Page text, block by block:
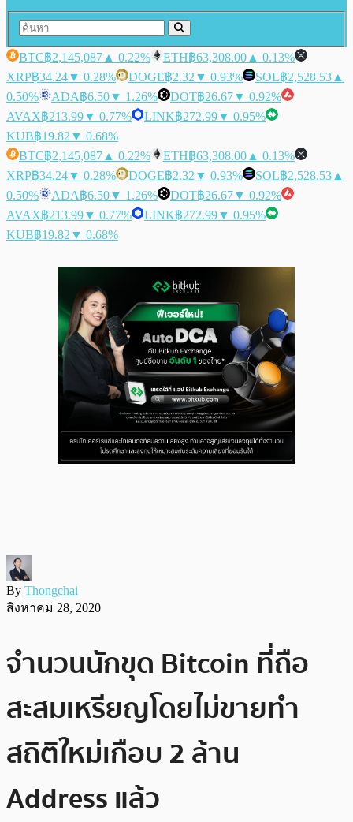
BTC฿2,145,087 ▲ 0.22% ETH฿63,308.00 ▲ 0.13%
XRP฿34.24▼ 0.28% DOGE฿2.32 ▼ 0.93% SOL฿2,528.53 ▲
0.50%
ADA฿6.50▼ 1.26% DOT฿26.67▼ 0.92%
AVAX฿213.99▼ 0.77% LINK฿272.99▼ 0.95%
KUB฿19.82 ▼ 0.68%
BTC฿2,145,087 ▲ 0.22% ETH฿63,308.00 ▲ 0.13%
XRP฿34.24▼ 0.28% DOGE฿2.32 ▼ 0.93% SOL฿2,528.53 ▲
0.50%
ADA฿6.50▼ 1.26% DOT฿26.67▼ 0.92%
AVAX฿213.99▼ 0.77% LINK฿272.99▼ 0.95%
KUB฿19.82 ▼ 0.68%
By Thongchai
สิงหาคม 28, 2020
จำนวนนักขุด Bitcoin ที่ถือ
สะสมเหรียญโดยไม่ขายทำ
สถิติใหม่เกือบ 2 ล้าน
Address แล้ว